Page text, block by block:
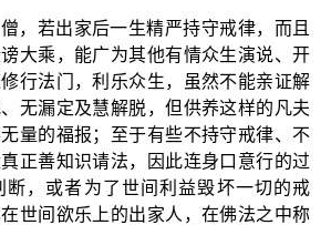
，若出家后一生精严持守戒律，而且
大乘，能广为其他有情众生演说、开
行法门，利乐众生，虽然不能亲证解
无漏定及慧解脱，但供养这样的凡夫
量的福报；至于有些不持守戒律、不
正善知识请法，因此连身口意行的过
断，或者为了世间利益毁坏一切的戒
世间欲乐上的出家人，在佛法之中称